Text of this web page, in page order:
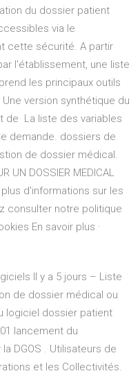
du dossier patient
via le
cette sécurité. A partir
l'établissement, une liste
les principaux outils
version synthétique du
de La liste des variables
demande. dossiers de
de dossier médical.
UN DOSSIER MEDICAL
plus d'informations sur les
consulter notre politique
En savoir plus ·
Il y a 5 jours – Liste
de dossier médical ou
logiciel dossier patient
lancement du
DGOS . Utilisateurs de
et les Collectivités.